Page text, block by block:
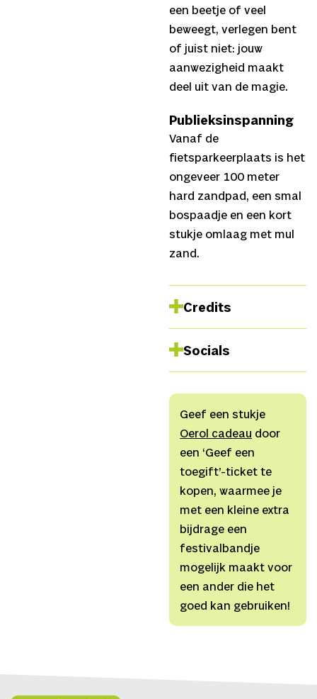
een beetje of veel
beweegt, verlegen bent
of juist niet: jouw
aanwezigheid maakt
deel uit van de magie.
Publieksinspanning
Vanaf de
fietsparkeerplaats is het
ongeveer 100 meter
hard zandpad, een smal
bospaadje en een kort
stukje omlaag met mul
zand.
Credits
doorHans Vermunt,
Ruben van Asselt, Guy
Corneille en Josephine
van Rheenen,Techniek
Chieljan van der
Hoek,Productie
Noorlander,Marketing
Lonneke van der
Loos, Zakelijk Leider
Miriam Gilissen
Socials
Linkedin
Spotify
Website
Youtube
Geef een stukje
Oerol cadeau door
een ‘Geef een
toegift’-ticket te
kopen, waarmee je
met een kleine extra
bijdrage een
festivalbandje
mogelijk maakt voor
een ander die het
goed kan gebruiken!